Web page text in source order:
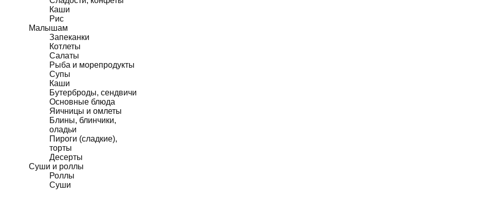
Каши
Рис
Малышам
Запеканки
Котлеты
Салаты
Рыба и морепродукты
Супы
Каши
Бутерброды, сендвичи
Основные блюда
Яичницы и омлеты
Блины, блинчики,
оладьи
Пироги (сладкие),
торты
Десерты
Суши и роллы
Роллы
Суши